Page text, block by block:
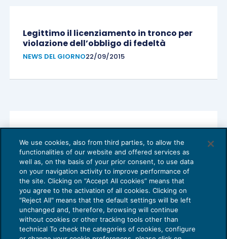
Legittimo il licenziamento in tronco per
violazione dell’obbligo di fedeltà
NEWS DEL GIORNO22/09/2015
Lavoratori ex Enpals ed ex Inpdap:
accesso alla procedura di esodo e
Uniemens
NEWS DEL GIORNO22/09/2015
We use cookies, also from third parties, to allow the
functionalities of our website and offered services as
well as, on the basis of your prior consent, to use data
on your navigation activity to improve performance of
the site. Clicking on “Accept All cookies” means that
you agree to the activation of all cookies. Clicking on
"Reject All" means that the default settings will be left
unchanged and, therefore, browsing will continue
without cookies or other tracking tools other than
technical To check the categories of cookies, configure